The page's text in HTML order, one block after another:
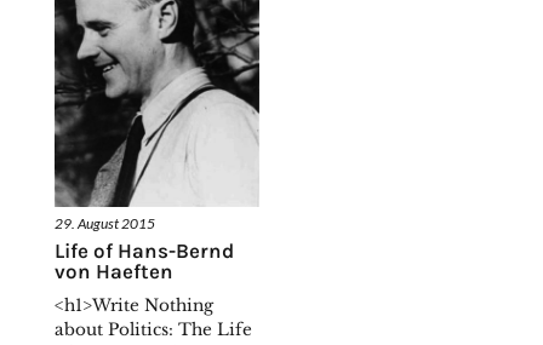
29. August 2015
Life of Hans-Bernd
von Haeften
<h1>Write Nothing
about Politics: The Life